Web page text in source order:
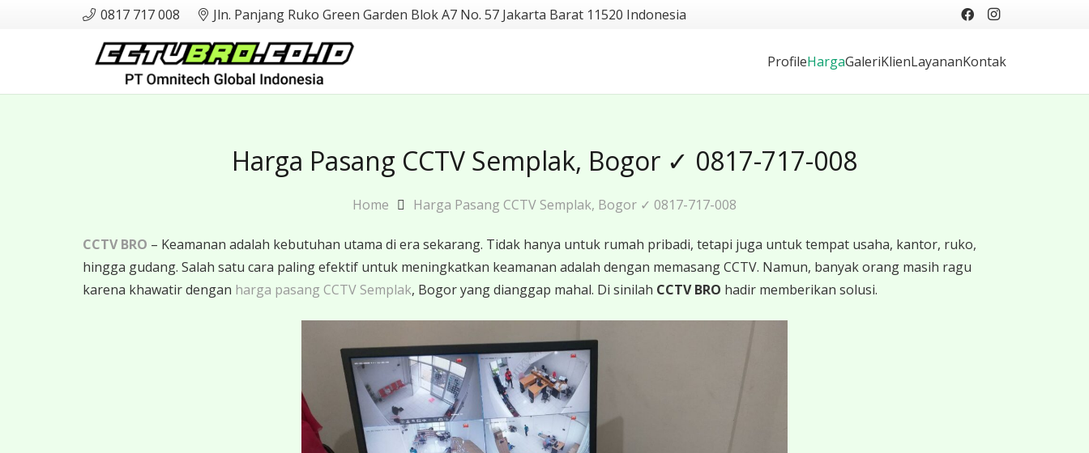
0817 717 008 Jln. Panjang Ruko Green Garden Blok A7 No. 57 Jakarta Barat 11520 Indonesia
ProfileHargaGaleriKlienLayananKontak
Harga Pasang CCTV Semplak, Bogor ✓ 0817-717-008
Home Harga Pasang CCTV Semplak, Bogor ✓ 0817-717-008
CCTV BRO – Keamanan adalah kebutuhan utama di era sekarang. Tidak hanya untuk rumah pribadi, tetapi juga untuk tempat usaha, kantor, ruko,
hingga gudang. Salah satu cara paling efektif untuk meningkatkan keamanan adalah dengan memasang CCTV. Namun, banyak orang masih ragu
karena khawatir dengan harga pasang CCTV Semplak, Bogor yang dianggap mahal. Di sinilah CCTV BRO hadir memberikan solusi.